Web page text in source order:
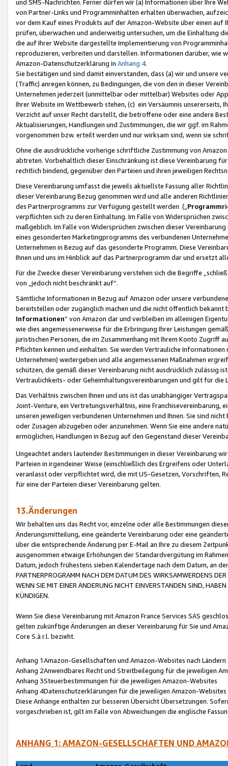
und SMS-Nachrichten. Ferner dürfen wir (a) Informationen über Ihre
von Partner-Links und Programminhalten erhalten überwachen,
vor dem Kauf eines Produkts auf der Amazon-Website über einen
prüfen, überwachen und anderweitig untersuchen, um die Einhaltung
die auf Ihrer Website dargestellte Implementierung von
reproduzieren, verbreiten und darstellen. Informationen darüber, wie
Amazon-Datenschutzerklärung in Anhang 4.
Sie bestätigen und sind damit einverstanden, dass (a) wir und
(Traffic) anregen können, zu Bedingungen, die von den in dieser
Unternehmen jederzeit (unmittelbar oder mittelbar) Websites oder
Ihrer Website im Wettbewerb stehen, (c) ein Versäumnis unsererseits,
Verzicht auf unser Recht darstellt, die betroffene oder eine andere
Aktualisierungen, Handlungen und Zustimmungen, die wir ggf. im
vorgenommen bzw. erteilt werden und nur wirksam sind, wenn sie
Ohne die ausdrückliche vorherige schriftliche Zustimmung von
abtreten. Vorbehaltlich dieser Einschränkung ist diese Vereinbarung
rechtlich bindend, gegenüber den Parteien und ihren jeweiligen
Diese Vereinbarung umfasst die jeweils aktuellste Fassung aller
dieser Vereinbarung Bezug genommen wird und alle anderen
des Partnerprogramms zur Verfügung gestellt werden („
verpflichten sich zu deren Einhaltung. Im Falle von Widersprüchen
maßgeblich. Im Falle von Widersprüchen zwischen dieser
eines gesonderten Marketingprogramms des verbundenen
Unternehmen in Bezug auf das gesonderte Programm. Diese
Ihnen und uns im Hinblick auf das Partnerprogramm dar und ersetzt
Für die Zwecke dieser Vereinbarung verstehen sich die Begriffe
von „jedoch nicht beschränkt auf“.
Sämtliche Informationen in Bezug auf Amazon oder unsere
bereitstellen oder zugänglich machen und die nicht öffentlich
Informationen“ von Amazon dar und verbleiben im alleinigen
wie dies angemessenerweise für die Erbringung Ihrer Leistungen
juristischen Personen, die im Zusammenhang mit Ihrem Konto
Pflichten kennen und einhalten. Sie werden Vertrauliche
Unternehmen) weitergeben und alle angemessenen Maßnahmen
schützen, die gemäß dieser Vereinbarung nicht ausdrücklich zulässig
Vertraulichkeits- oder Geheimhaltungsvereinbarungen und gilt für die
Das Verhältnis zwischen Ihnen und uns ist das unabhängiger
Joint-Venture, ein Vertretungsverhältnis, eine Franchisevereinbarung,
unseren jeweiligen verbundenen Unternehmen und Ihnen. Sie sind
oder Zusagen abzugeben oder anzunehmen. Wenn Sie eine andere
ermöglichen, Handlungen in Bezug auf den Gegenstand dieser
Ungeachtet anders lautender Bestimmungen in dieser Vereinbarung
Parteien in irgendeiner Weise (einschließlich des Ergreifens oder
veranlasst oder verpflichtet wird, die mit US-Gesetzen, Vorschriften,
für eine der Parteien dieser Vereinbarung gelten.
13.Änderungen
Wir behalten uns das Recht vor, einzelne oder alle Bestimmungen
Änderungsmitteilung, eine geänderte Vereinbarung oder eine
über die entsprechende Änderung per E-Mail an Ihre zu diesem
ausgenommen etwaige Erhöhungen der Standardvergütung im
Datum, jedoch frühestens sieben Kalendertage nach dem Datum, an
PARTNERPROGRAMM NACH DEM DATUM DES WIRKSAMWERDENS
WENN SIE MIT EINER ÄNDERUNG NICHT EINVERSTANDEN SIND,
KÜNDIGEN.
Wenn Sie diese Vereinbarung mit Amazon France Services SAS
gelten zukünftige Änderungen an dieser Vereinbarung für Sie und
Core S.à r.l. bezieht.
Anhang 1Amazon-Gesellschaften und Amazon-Websites nach Ländern
Anhang 2Anwendbares Recht und Streitbeilegung für die jeweiligen
Anhang 3Steuerbestimmungen für die jeweiligen Amazon-Websites
Anhang 4Datenschutzerklärungen für die jeweiligen Amazon-Websites
Diese Anhänge enthalten zur besseren Übersicht Übersetzungen.
vorgeschrieben ist, gilt im Falle von Abweichungen die englische
ANHANG 1: AMAZON-GESELLSCHAFTEN UND